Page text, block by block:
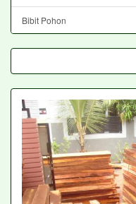
Bibit Pohon